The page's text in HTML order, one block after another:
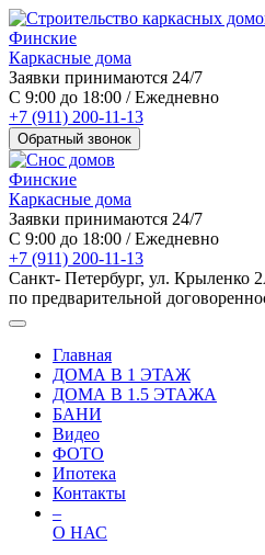
Финские
Каркасные дома
Заявки принимаются 24/7
С 9:00 до 18:00 / Ежедневно
+7 (911) 200-11-13
Обратный звонок
Финские
Каркасные дома
Заявки принимаются 24/7
С 9:00 до 18:00 / Ежедневно
+7 (911) 200-11-13
Санкт- Петербург, ул. Крыленко
по предварительной
Главная
ДОМА В 1 ЭТАЖ
ДОМА В 1.5 ЭТАЖА
БАНИ
Видео
ФОТО
Ипотека
Контакты
–
О НАС